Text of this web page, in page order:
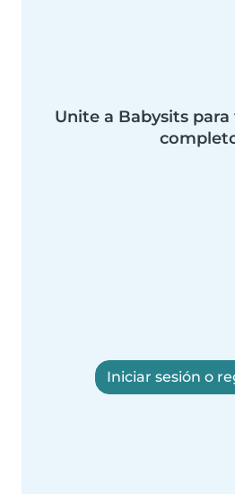
Unite a Babysits
Iniciar sesión o